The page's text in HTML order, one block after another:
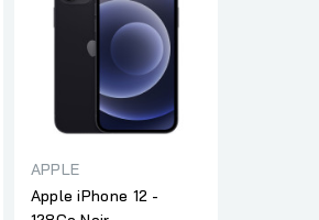
APPLE
Apple iPhone 12 -